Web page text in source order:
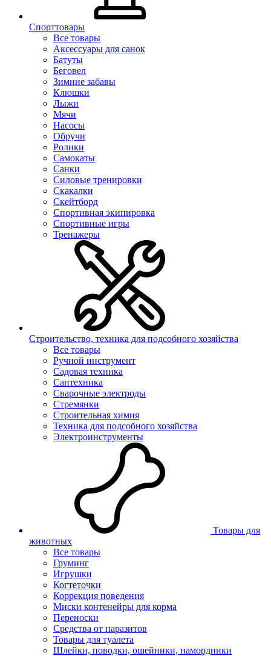
Спорттовары
Все товары
Аксессуары для санок
Батуты
Беговел
Зимние забавы
Клюшки
Лыжи
Мячи
Насосы
Обручи
Ролики
Самокаты
Санки
Силовые тренировки
Скакалки
Скейтборд
Спортивная экипировка
Спортивные игры
Тренажеры
Строительство, техника для подсобного хозяйства
Все товары
Ручной инструмент
Садовая техника
Сантехника
Сварочные электроды
Стремянки
Строительная химия
Техника для подсобного хозяйства
Электроинструменты
Товары для
животных
Все товары
Груминг
Игрушки
Когтеточки
Коррекция поведения
Миски контенейры для корма
Переноски
Средства от паразитов
Товары для туалета
Шлейки, поводки, ошейники, намордники